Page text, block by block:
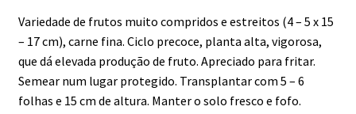
Variedade de frutos muito compridos e estreitos (4 – 5 x 15
– 17 cm), carne fina. Ciclo precoce, planta alta, vigorosa,
que dá elevada produção de fruto. Apreciado para fritar.
Semear num lugar protegido. Transplantar com 5 – 6
folhas e 15 cm de altura. Manter o solo fresco e fofo.